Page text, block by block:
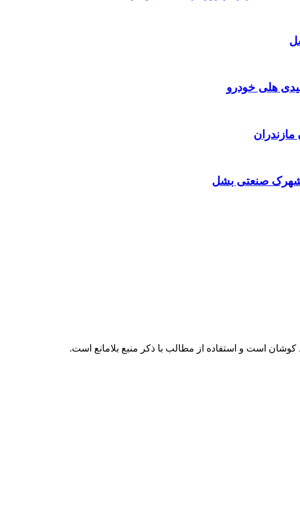
هلی خودرو
شهرک صنعتی بشل
است و استفاده از مطالب با ذکر منبع بلامانع است.